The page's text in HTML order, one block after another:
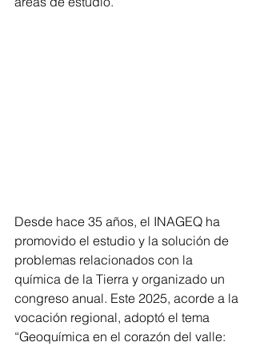
Desde hace 35 años, el INAGEQ ha
promovido el estudio y la solución de
problemas relacionados con la
química de la Tierra y organizado un
congreso anual. Este 2025, acorde a la
vocación regional, adoptó el tema
“Geoquímica en el corazón del valle: